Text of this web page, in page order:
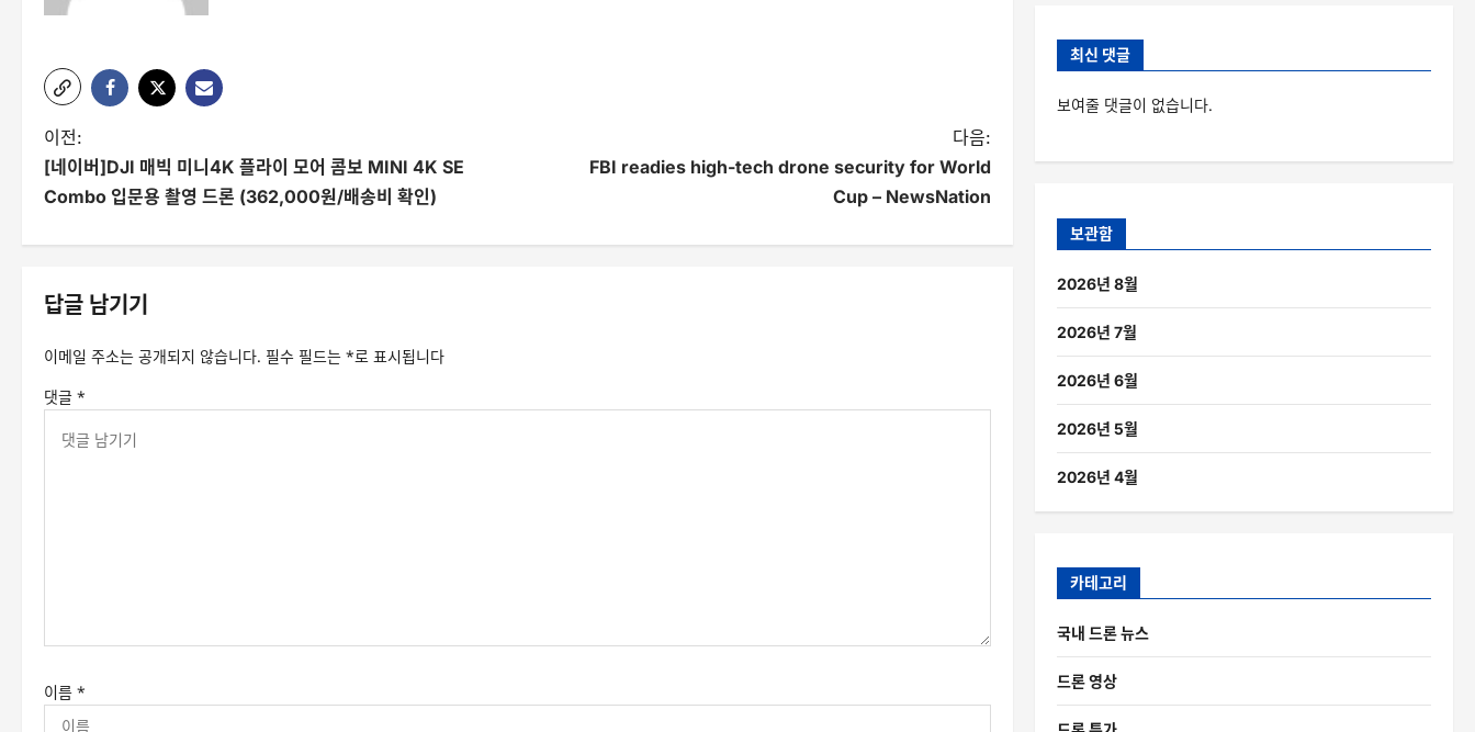
글
탐
이전:
[네이버]DJI 매빅 미니4K 플라이 모어 콤보 MINI 4K SE
Combo 입문용 촬영 드론 (362,000원/배송비 확인)
다음:
FBI readies high-tech drone security for World
Cup – NewsNation
답글 남기기
이메일 주소는 공개되지 않습니다. 필수 필드는 *로 표시됩니다
댓글 *
이름 *
최신 댓글
보여줄 댓글이 없습니다.
보관함
2026년 8월
2026년 7월
2026년 6월
2026년 5월
2026년 4월
카테고리
국내 드론 뉴스
드론 영상